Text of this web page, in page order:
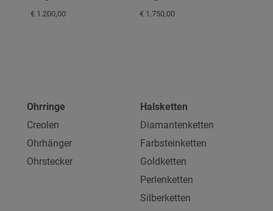
€ 1.200,00 € 1.750,00
Ohrringe
Creolen
Ohrhänger
Ohrstecker
Halsketten
Diamantenketten
Farbsteinketten
Goldketten
Perlenketten
Silberketten